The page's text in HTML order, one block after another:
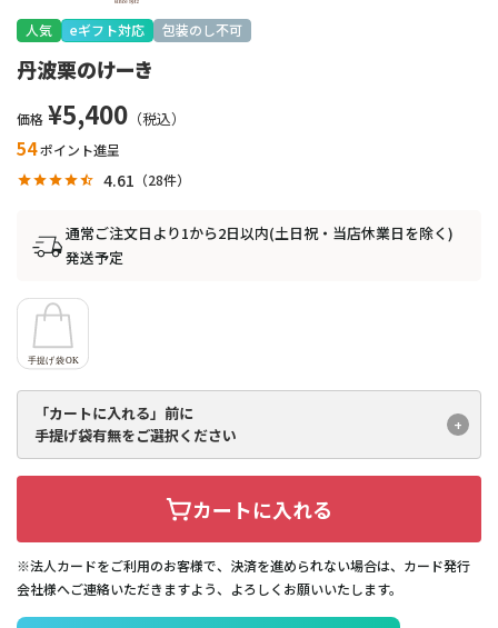
人気 eギフト対応 包装のし不可
丹波栗のけーき
価格 ¥5,400
54ポイント進呈
4.61 28
通常ご注文日より1から2日以内(土日祝・当店休業日を除く)
発送予定
「カートに入れる」前に
手提げ袋有無をご選択ください
カートに入れる
※法人カードをご利用のお客様で、決済を進められない場合は、カード発行
会社様へご連絡いただきますよう、よろしくお願いいたします。